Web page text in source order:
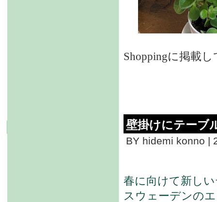
Shoppingに掲載
壁掛けにテーブ
BY hidemi konno |
春に向けて新し
スウェーデンの